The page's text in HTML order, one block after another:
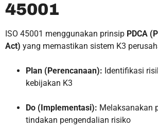
45001
ISO 45001 menggunakan prinsip PDCA
Act) yang memastikan sistem K3
Plan (Perencanaan): Identifikasi
kebijakan K3
Do (Implementasi): Melaksanakan
tindakan pengendalian risiko